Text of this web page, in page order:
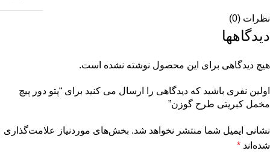
نظرات (0)
دیدگاهها
هیچ دیدگاهی برای این محصول نوشته نشده است.
اولین نفری باشید که دیدگاهی را ارسال می کنید برای “پتو دور پیچ
مخمل کبریتی طرح گوزن”
نشانی ایمیل شما منتشر نخواهد شد. بخش‌های موردنیاز علامت‌گذاری
شده‌اند *